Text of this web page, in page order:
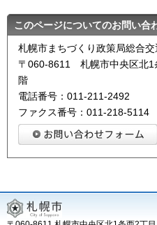
このページについてのお問い合
札幌市まちづくり政策局総合
〒060-8611 札幌市中央区北
階
電話番号：011-211-2492
ファクス番号：011-218-5114